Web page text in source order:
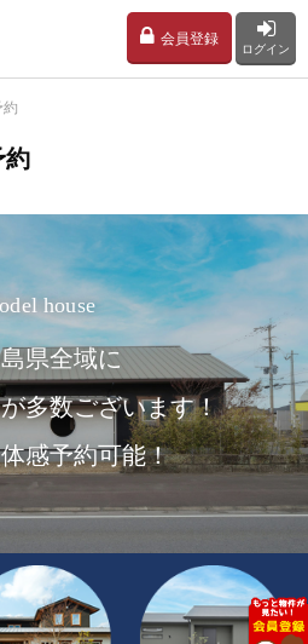
会員登録
ログイン
約
約
house
県全域に
多数ございます！
感予約可能！